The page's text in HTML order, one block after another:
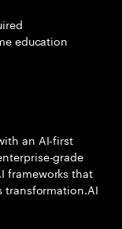
education
an AI-first
grade
frameworks that
transformation.AI